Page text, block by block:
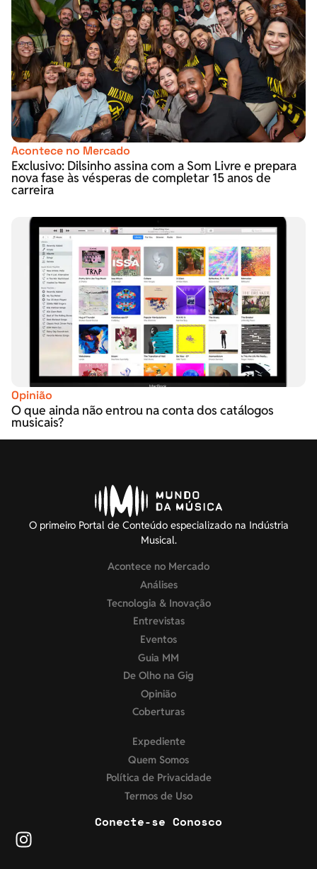
Acontece no Mercado
Exclusivo: Dilsinho assina com a Som Livre e prepara
nova fase às vésperas de completar 15 anos de
carreira
Opinião
O que ainda não entrou na conta dos catálogos
musicais?
O primeiro Portal de Conteúdo especializado na Indústria
Musical.
Acontece no Mercado
Análises
Tecnologia & Inovação
Entrevistas
Eventos
Guia MM
De Olho na Gig
Opinião
Coberturas
Expediente
Quem Somos
Política de Privacidade
Termos de Uso
Conecte-se Conosco